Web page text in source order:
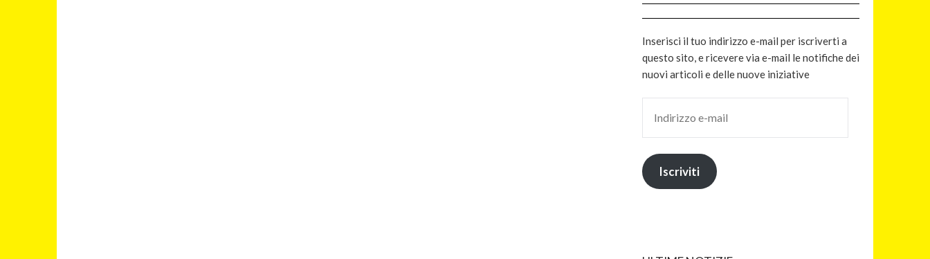
Inserisci il tuo indirizzo e-mail per iscriverti a
questo sito, e ricevere via e-mail le notifiche dei
nuovi articoli e delle nuove iniziative
Iscriviti